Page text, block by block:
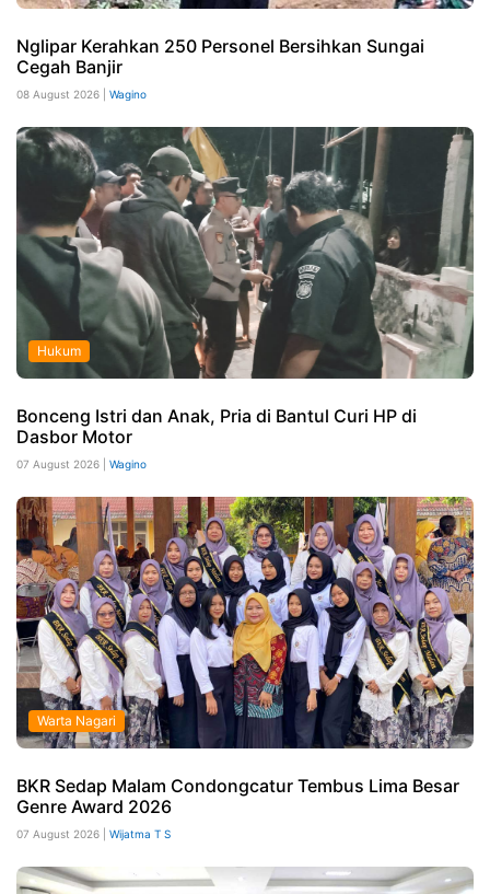
Nglipar Kerahkan 250 Personel Bersihkan Sungai
Cegah Banjir
08 August 2026 | Wagino
Hukum
Bonceng Istri dan Anak, Pria di Bantul Curi HP di
Dasbor Motor
07 August 2026 | Wagino
Warta Nagari
BKR Sedap Malam Condongcatur Tembus Lima Besar
Genre Award 2026
07 August 2026 | Wijatma T S